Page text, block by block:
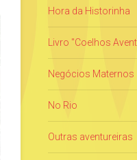
Hora da Historinha
Livro "Coelhos
Negócios Maternos
No Rio
Outras aventureiras